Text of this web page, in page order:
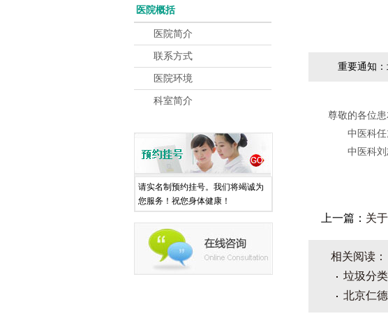
医院概括
医院简介
联系方式
医院环境
科室简介
请实名制预约挂号。我们将竭诚为
您服务！祝您身体健康！
重要通知
尊敬的各位患
中医科任旭主
中医科刘志敏
上一篇： 关
相关阅读：
垃圾分
北京仁